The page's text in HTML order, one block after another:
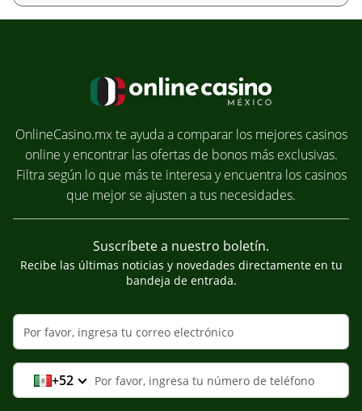
OnlineCasino.mx te ayuda a comparar los mejores casinos
online y encontrar las ofertas de bonos más exclusivas.
Filtra según lo que más te interesa y encuentra los casinos
que mejor se ajusten a tus necesidades.
Suscríbete a nuestro boletín.
Recibe las últimas noticias y novedades directamente en tu
bandeja de entrada.
+52